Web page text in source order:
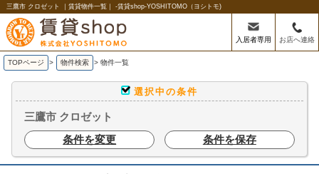
三鷹市 クロゼット ｜賃貸物件一覧｜ -賃貸shop-YOSHITOMO（ヨシトモ)
入居者専用 お店へ連絡
TOPページ > 物件検索 > 物件一覧
選択中の条件
三鷹市 クロゼット
条件を変更
条件を保存